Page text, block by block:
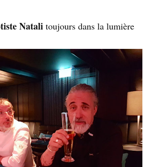
Natali toujours dans la lumière